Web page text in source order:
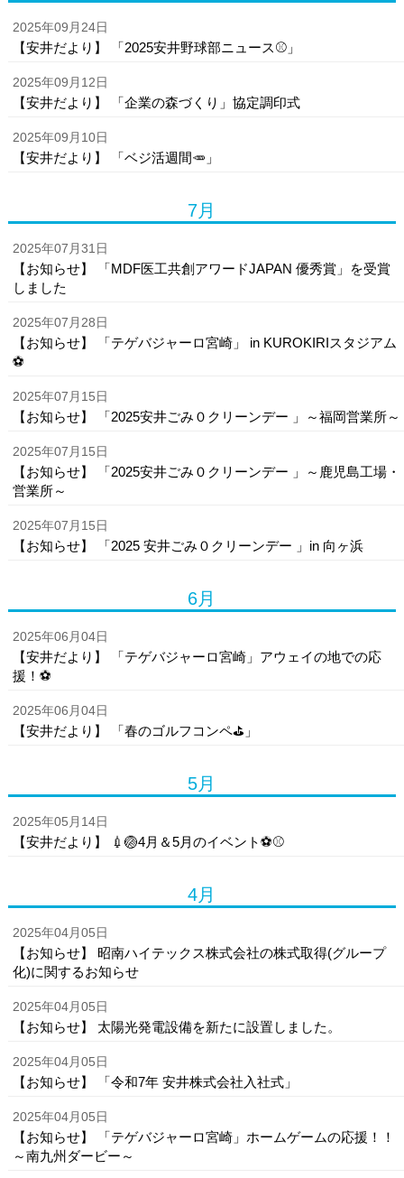
2025年09月24日
【安井だより】 「2025安井野球部ニュース⚾」
2025年09月12日
【安井だより】 「企業の森づくり」協定調印式
2025年09月10日
【安井だより】 「ベジ活週間🥕」
7月
2025年07月31日
【お知らせ】 「MDF医工共創アワードJAPAN 優秀賞」を受賞
しました
2025年07月28日
【お知らせ】 「テゲバジャーロ宮崎」 in KUROKIRIスタジアム
⚽
2025年07月15日
【お知らせ】 「2025安井ごみ０クリーンデー 」～福岡営業所～
2025年07月15日
【お知らせ】 「2025安井ごみ０クリーンデー 」～鹿児島工場・
営業所～
2025年07月15日
【お知らせ】 「2025 安井ごみ０クリーンデー 」in 向ヶ浜
6月
2025年06月04日
【安井だより】 「テゲバジャーロ宮崎」アウェイの地での応
援！⚽
2025年06月04日
【安井だより】 「春のゴルフコンペ⛳」
5月
2025年05月14日
【安井だより】 💉🏐4月＆5月のイベント⚽⚾
4月
2025年04月05日
【お知らせ】 昭南ハイテックス株式会社の株式取得(グループ
化)に関するお知らせ
2025年04月05日
【お知らせ】 太陽光発電設備を新たに設置しました。
2025年04月05日
【お知らせ】 「令和7年 安井株式会社入社式」
2025年04月05日
【お知らせ】 「テゲバジャーロ宮崎」ホームゲームの応援！！
～南九州ダービー～